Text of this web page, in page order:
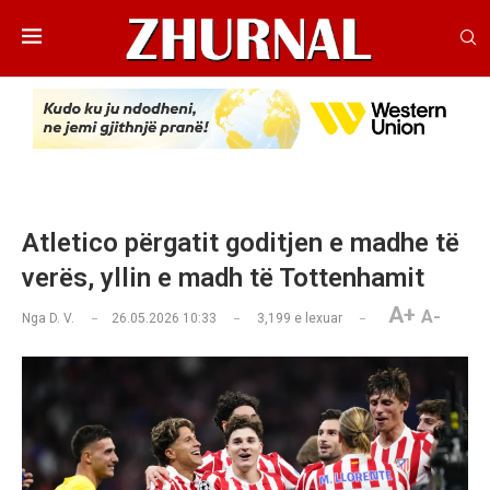
Atletico përgatit goditjen e madhe të
verës, yllin e madh të Tottenhamit
Nga D. V. 26.05.2026 10:33 3,199 e lexuar A+ A-